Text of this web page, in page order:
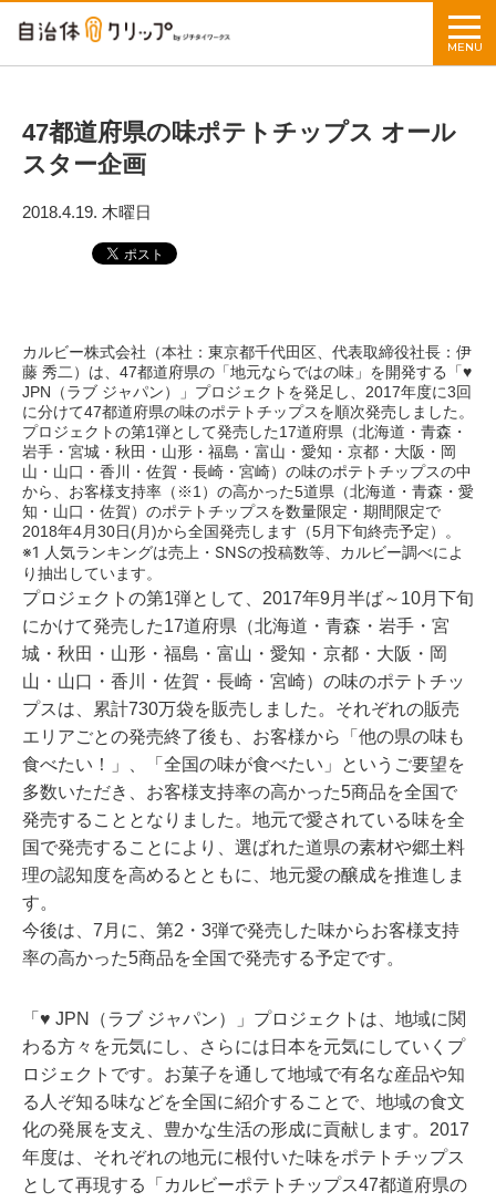
MENU
47都道府県の味ポテトチップス オール
スター企画
2018.4.19. 木曜日
カルビー株式会社（本社：東京都千代田区、代表取締役社長：伊
藤 秀二）は、47都道府県の「地元ならではの味」を開発する「♥
JPN（ラブ ジャパン）」プロジェクトを発足し、2017年度に3回
に分けて47都道府県の味のポテトチップスを順次発売しました。
プロジェクトの第1弾として発売した17道府県（北海道・青森・
岩手・宮城・秋田・山形・福島・富山・愛知・京都・大阪・岡
山・山口・香川・佐賀・長崎・宮崎）の味のポテトチップスの中
から、お客様支持率（※1）の高かった5道県（北海道・青森・愛
知・山口・佐賀）のポテトチップスを数量限定・期間限定で
2018年4月30日(月)から全国発売します（5月下旬終売予定）。
※1 人気ランキングは売上・SNSの投稿数等、カルビー調べによ
り抽出しています。
プロジェクトの第1弾として、2017年9月半ば～10月下旬
にかけて発売した17道府県（北海道・青森・岩手・宮
城・秋田・山形・福島・富山・愛知・京都・大阪・岡
山・山口・香川・佐賀・長崎・宮崎）の味のポテトチッ
プスは、累計730万袋を販売しました。それぞれの販売
エリアごとの発売終了後も、お客様から「他の県の味も
食べたい！」、「全国の味が食べたい」というご要望を
多数いただき、お客様支持率の高かった5商品を全国で
発売することとなりました。地元で愛されている味を全
国で発売することにより、選ばれた道県の素材や郷土料
理の認知度を高めるとともに、地元愛の醸成を推進しま
す。
今後は、7月に、第2・3弾で発売した味からお客様支持
率の高かった5商品を全国で発売する予定です。
「♥ JPN（ラブ ジャパン）」プロジェクトは、地域に関
わる方々を元気にし、さらには日本を元気にしていくプ
ロジェクトです。お菓子を通して地域で有名な産品や知
る人ぞ知る味などを全国に紹介することで、地域の食文
化の発展を支え、豊かな生活の形成に貢献します。2017
年度は、それぞれの地元に根付いた味をポテトチップス
として再現する「カルビーポテトチップス47都道府県の